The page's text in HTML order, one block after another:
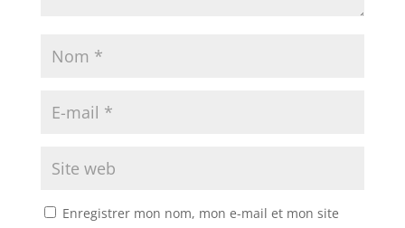
Enregistrer mon nom, mon e-mail et mon site